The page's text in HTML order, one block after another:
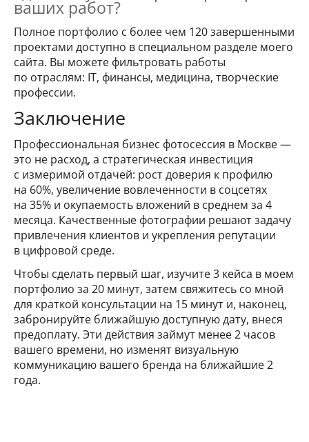
ваших работ?
Полное портфолио с более чем 120 завершенными
проектами доступно в специальном разделе моего
сайта. Вы можете фильтровать работы
по отраслям: IT, финансы, медицина, творческие
профессии.
Заключение
Профессиональная бизнес фотосессия в Москве —
это не расход, а стратегическая инвестиция
с измеримой отдачей: рост доверия к профилю
на 60%, увеличение вовлеченности в соцсетях
на 35% и окупаемость вложений в среднем за 4
месяца. Качественные фотографии решают задачу
привлечения клиентов и укрепления репутации
в цифровой среде.
Чтобы сделать первый шаг, изучите 3 кейса в моем
портфолио за 20 минут, затем свяжитесь со мной
для краткой консультации на 15 минут и, наконец,
забронируйте ближайшую доступную дату, внеся
предоплату. Эти действия займут менее 2 часов
вашего времени, но изменят визуальную
коммуникацию вашего бренда на ближайшие 2
года.